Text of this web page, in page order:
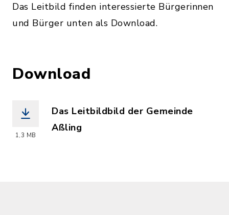
Das Leitbild finden interessierte Bürgerinnen
und Bürger unten als Download.
Download
1,3 MB
Das Leitbildbild der Gemeinde
Aßling